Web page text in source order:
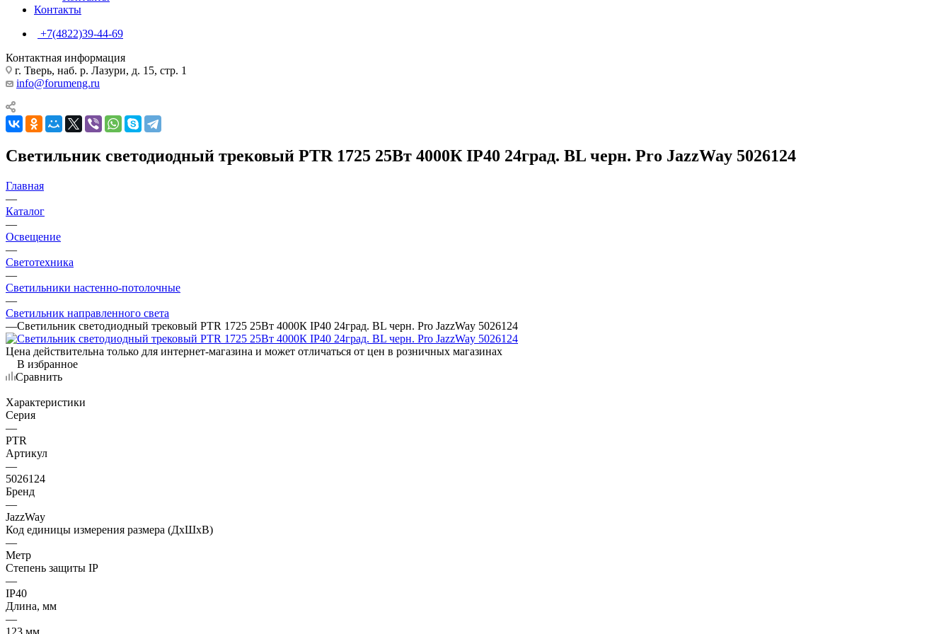
Контакты
+7(4822)39-44-69
Контактная информация
г. Тверь, наб. р. Лазури, д. 15, стр. 1
info@forumeng.ru
Светильник светодиодный трековый PTR 1725 25Вт 4000К IP40 24град. BL черн. Pro JazzWay 5026124
Главная
—
Каталог
—
Освещение
—
Светотехника
—
Светильники настенно-потолочные
—
Светильник направленного света
—Светильник светодиодный трековый PTR 1725 25Вт 4000К IP40 24град. BL черн. Pro JazzWay 5026124
Цена действительна только для интернет-магазина и может отличаться от цен в розничных магазинах
В избранное
Сравнить
Характеристики
Серия
—
PTR
Артикул
—
5026124
Бренд
—
JazzWay
Код единицы измерения размера (ДхШхВ)
—
Метр
Степень защиты IP
—
IP40
Длина, мм
—
123 мм